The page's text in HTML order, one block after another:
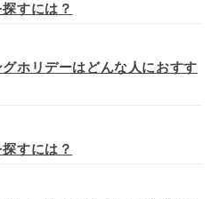
すには？
ホリデーはどんな人におすす
すには？